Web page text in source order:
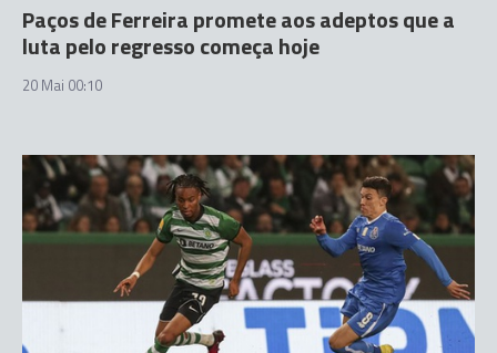
Paços de Ferreira promete aos adeptos que a
luta pelo regresso começa hoje
20 Mai 00:10